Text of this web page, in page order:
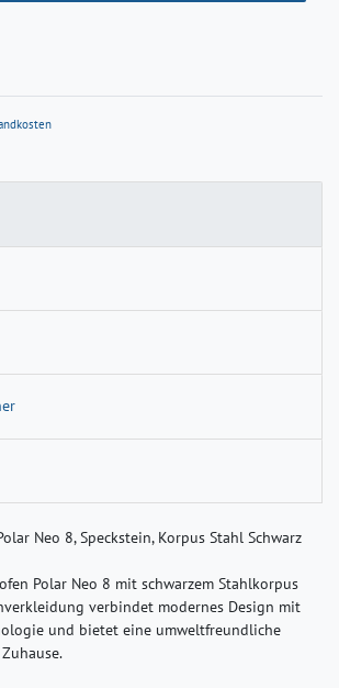
Neo 8, Speckstein, Korpus Stahl Schwarz
Polar Neo 8 mit schwarzem Stahlkorpus
verbindet modernes Design mit
und bietet eine umweltfreundliche